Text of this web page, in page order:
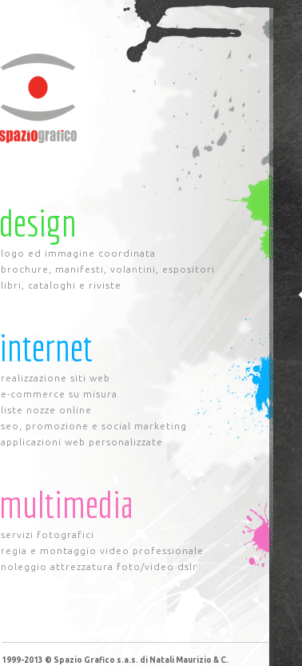
design
logo ed immagine coordinata
brochure, manifesti, volantini, espositori
libri, cataloghi e riviste
internet
realizzazione siti web
e-commerce su misura
liste nozze online
seo, promozione e social marketing
applicazioni web personalizzate
multimedia
servizi fotografici
regia e montaggio video professionale
noleggio attrezzatura foto/video dslr
1999-2013 © Spazio Grafico s.a.s. di Natali Maurizio & C.